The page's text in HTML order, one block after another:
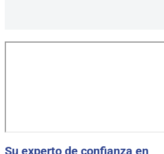
Su experto de confianza en